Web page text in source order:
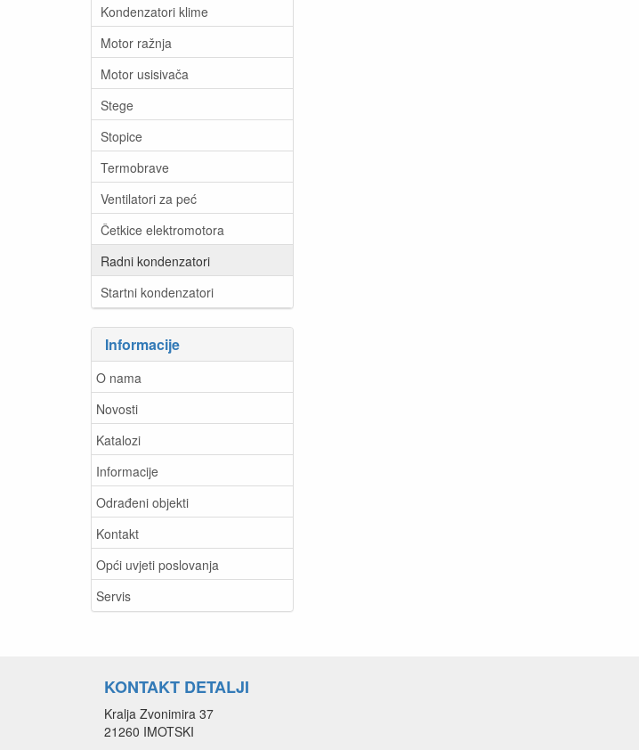
Kondenzatori klime
Motor ražnja
Motor usisivača
Stege
Stopice
Termobrave
Ventilatori za peć
Četkice elektromotora
Radni kondenzatori
Startni kondenzatori
Informacije
O nama
Novosti
Katalozi
Informacije
Odrađeni objekti
Kontakt
Opći uvjeti poslovanja
Servis
KONTAKT DETALJI
Kralja Zvonimira 37
21260 IMOTSKI